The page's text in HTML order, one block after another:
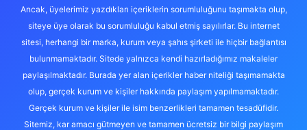
Ancak, üyelerimiz yazdıkları içeriklerin sorumluluğunu taşımakta olup,
siteye üye olarak bu sorumluluğu kabul etmiş sayılırlar. Bu internet
sitesi, herhangi bir marka, kurum veya şahıs şirketi ile hiçbir bağlantısı
bulunmamaktadır. Sitede yalnızca kendi hazırladığımız makaleler
paylaşılmaktadır. Burada yer alan içerikler haber niteliği taşımamakta
olup, gerçek kurum ve kişiler hakkında paylaşım yapılmamaktadır.
Gerçek kurum ve kişiler ile isim benzerlikleri tamamen tesadüfidir.
Sitemiz, kar amacı gütmeyen ve tamamen ücretsiz bir bilgi paylaşım